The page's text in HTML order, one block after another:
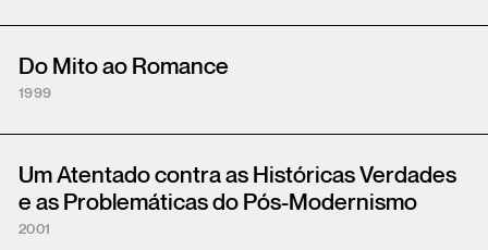
Do Mito ao Romance
1999
Um Atentado contra as Históricas Verdades
e as Problemáticas do Pós-Modernismo
2001